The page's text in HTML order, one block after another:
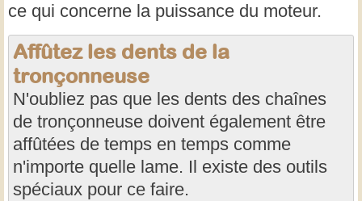
ce qui concerne la puissance du moteur.
Affûtez les dents de la
tronçonneuse
N'oubliez pas que les dents des chaînes
de tronçonneuse doivent également être
affûtées de temps en temps comme
n'importe quelle lame. Il existe des outils
spéciaux pour ce faire.